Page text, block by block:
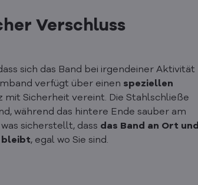
Verschluss
sich das Band bei irgendeiner Aktivität
verfügt über einen speziellen
mit Sicherheit vereint. Die Stahlschließe
während das hintere Ende sauber am
sicherstellt, dass das Band an Ort und
bleibt, egal wo Sie sind.